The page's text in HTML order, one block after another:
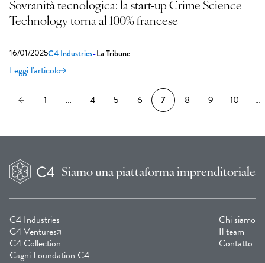
Sovranità tecnologica: la start-up Crime Science
Technology torna al 100% francese
16/01/2025C4 Industries-La Tribune
Leggi l'articolo
1 … 4 5 6 7 8 9 10 …
Siamo una piattaforma imprenditoriale
C4 Industries
C4 Ventures
C4 Collection
Cagni Foundation C4
Chi siamo
Il team
Contatto